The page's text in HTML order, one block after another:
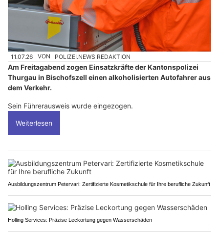
11.07.26 VON POLIZEI.NEWS REDAKTION
Am Freitagabend zogen Einsatzkräfte der Kantonspolizei
Thurgau in Bischofszell einen alkoholisierten Autofahrer aus
dem Verkehr.
Sein Führerausweis wurde eingezogen.
Weiterlesen
Ausbildungszentrum Petervari: Zertifizierte Kosmetikschule für Ihre berufliche Zukunft
Holling Services: Präzise Leckortung gegen Wasserschäden